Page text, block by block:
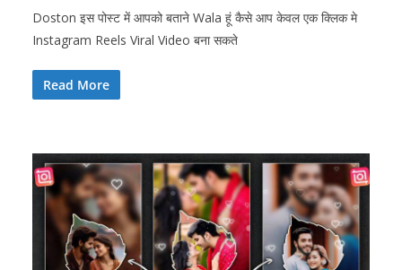
Doston इस पोस्ट में आपको बताने Wala हूं कैसे आप केवल एक क्लिक मे
Instagram Reels Viral Video बना सकते
Read More